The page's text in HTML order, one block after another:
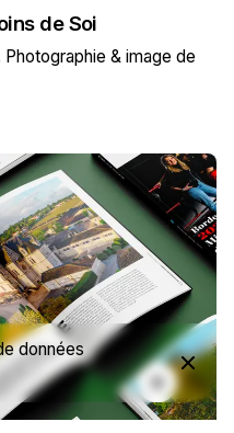
de Soi
Photographie & image de
données